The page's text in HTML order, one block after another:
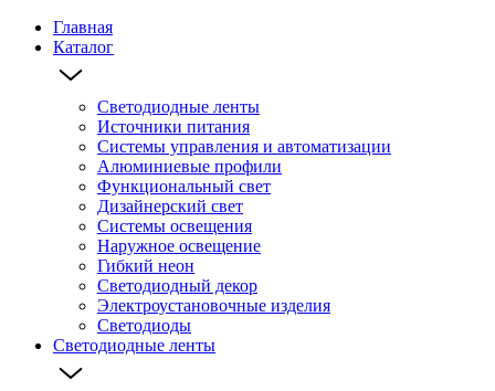
Главная
Каталог
Светодиодные ленты
Источники питания
Системы управления и автоматизации
Алюминиевые профили
Функциональный свет
Дизайнерский свет
Системы освещения
Наружное освещение
Гибкий неон
Светодиодный декор
Электроустановочные изделия
Светодиоды
Светодиодные ленты